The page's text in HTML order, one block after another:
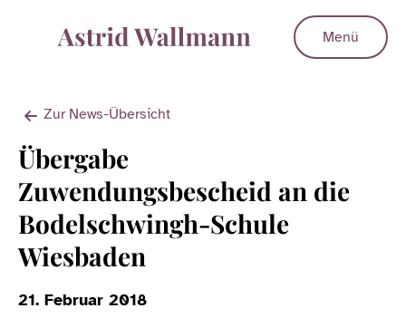
Menü
Zur News-Übersicht
Übergabe
Zuwendungsbescheid an die
Bodelschwingh-Schule
Wiesbaden
21. Februar 2018